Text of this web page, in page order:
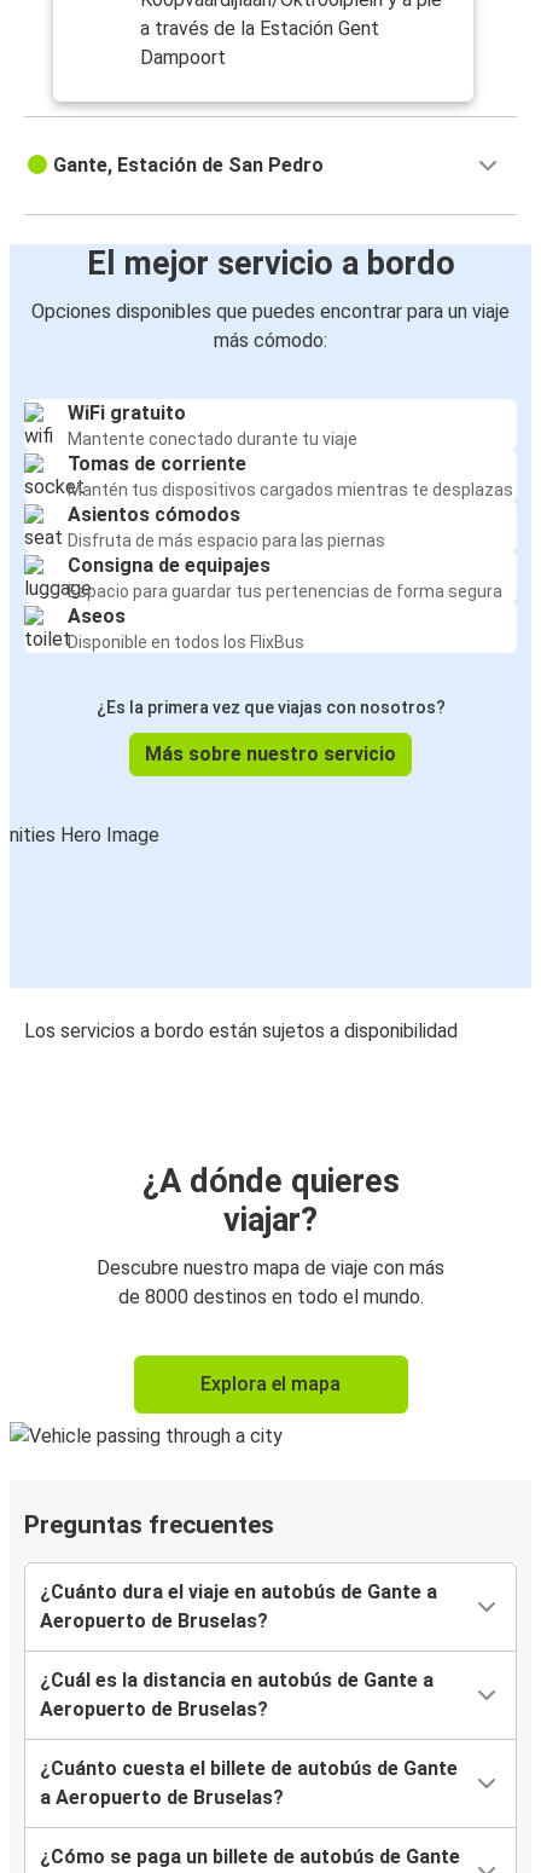
a través de la Estación Gent
Dampoort
Gante, Estación de San Pedro
El mejor servicio a bordo
Opciones disponibles que puedes encontrar para un viaje
más cómodo:
WiFi gratuito
Mantente conectado durante tu viaje
Tomas de corriente
Mantén tus dispositivos cargados mientras te desplazas
Asientos cómodos
Disfruta de más espacio para las piernas
Consigna de equipajes
Espacio para guardar tus pertenencias de forma segura
Aseos
Disponible en todos los FlixBus
¿Es la primera vez que viajas con nosotros?
Más sobre nuestro servicio
Los servicios a bordo están sujetos a disponibilidad
¿A dónde quieres
viajar?
Descubre nuestro mapa de viaje con más
de 8000 destinos en todo el mundo.
Explora el mapa
Preguntas frecuentes
¿Cuánto dura el viaje en autobús de Gante a
Aeropuerto de Bruselas?
¿Cuál es la distancia en autobús de Gante a
Aeropuerto de Bruselas?
¿Cuánto cuesta el billete de autobús de Gante
a Aeropuerto de Bruselas?
¿Cómo se paga un billete de autobús de Gante